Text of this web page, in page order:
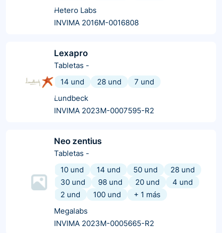
Hetero Labs
INVIMA 2016M-0016808
Lexapro
Tabletas -
14 und
28 und
7 und
Lundbeck
INVIMA 2023M-0007595-R2
Neo zentius
Tabletas -
10 und
14 und 50 und
28 und
30 und
98 und 20 und
4 und
2 und
100 und + 1 más
Megalabs
INVIMA 2023M-0005665-R2